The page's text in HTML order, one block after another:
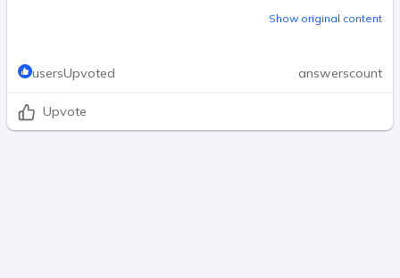
Show original content
usersUpvoted answerscount
Upvote